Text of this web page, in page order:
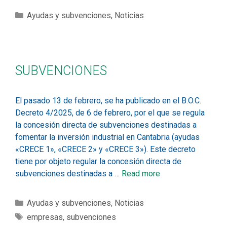
Ayudas y subvenciones, Noticias
SUBVENCIONES
El pasado 13 de febrero, se ha publicado en el B.O.C.
Decreto 4/2025, de 6 de febrero, por el que se regula
la concesión directa de subvenciones destinadas a
fomentar la inversión industrial en Cantabria (ayudas
«CRECE 1», «CRECE 2» y «CRECE 3»). Este decreto
tiene por objeto regular la concesión directa de
subvenciones destinadas a … Read more
Ayudas y subvenciones, Noticias
empresas, subvenciones